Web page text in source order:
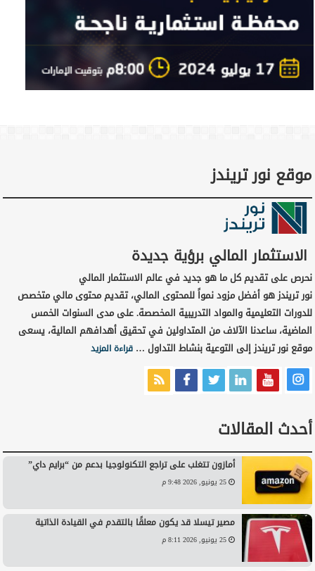
موقع نور تريندز
الاستثمار المالي برؤية جديدة
نحرص على تقديم كل ما هو جديد في عالم الاستثمار المالي
نور تريندز هو أفضل مزود نمواً للمحتوى المالي، تقديم محتوى مالي متخصص
للدورات التعليمية والمواد التدريبية المخصصة. على مدى السنوات الخمس
الماضية، ساعدنا الآلاف من المتداولين في تحقيق أهدافهم المالية، يسعى
موقع نور تريندز إلى التوعية بنشاط التداول …قراءة المزيد
أحدث المقالات
أمازون تتغلب على تراجع التكنولوجيا بدعم من “برايم داي”
25 يونيو, 2026 9:48 م
مصير تيسلا قد يكون معلقًا بالتقدم في القيادة الذاتية
25 يونيو, 2026 8:11 م